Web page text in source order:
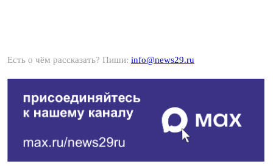
Есть о чём рассказать? Пиши: info@news29.ru